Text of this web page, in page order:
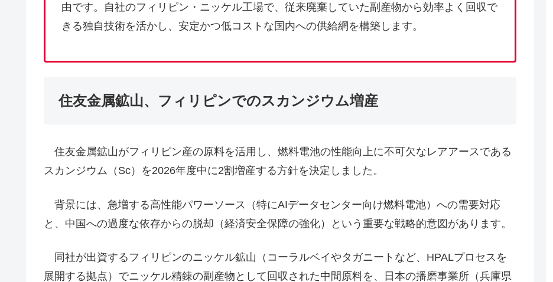
由です。自社のフィリピン・ニッケル工場で、従来廃棄していた副産物から効率よく回収で
きる独自技術を活かし、安定かつ低コストな国内への供給網を構築します。
住友金属鉱山、フィリピンでのスカンジウム増産
住友金属鉱山がフィリピン産の原料を活用し、燃料電池の性能向上に不可欠なレアアースである
スカンジウム（Sc）を2026年度中に2割増産する方針を決定しました。
背景には、急増する高性能パワーソース（特にAIデータセンター向け燃料電池）への需要対応
と、中国への過度な依存からの脱却（経済安全保障の強化）という重要な戦略的意図があります。
同社が出資するフィリピンのニッケル鉱山（コーラルベイやタガニートなど、HPALプロセスを
展開する拠点）でニッケル精錬の副産物として回収された中間原料を、日本の播磨事業所（兵庫県